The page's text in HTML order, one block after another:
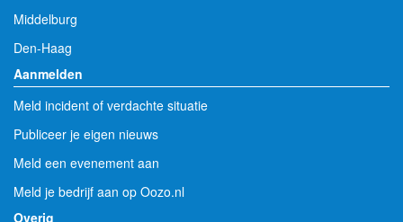
Middelburg
Den-Haag
Aanmelden
Meld incident of verdachte situatie
Publiceer je eigen nieuws
Meld een evenement aan
Meld je bedrijf aan op Oozo.nl
Overig